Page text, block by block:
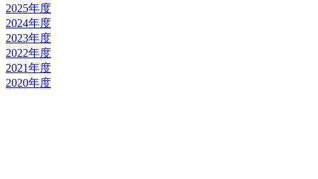
2025年度
2024年度
2023年度
2022年度
2021年度
2020年度